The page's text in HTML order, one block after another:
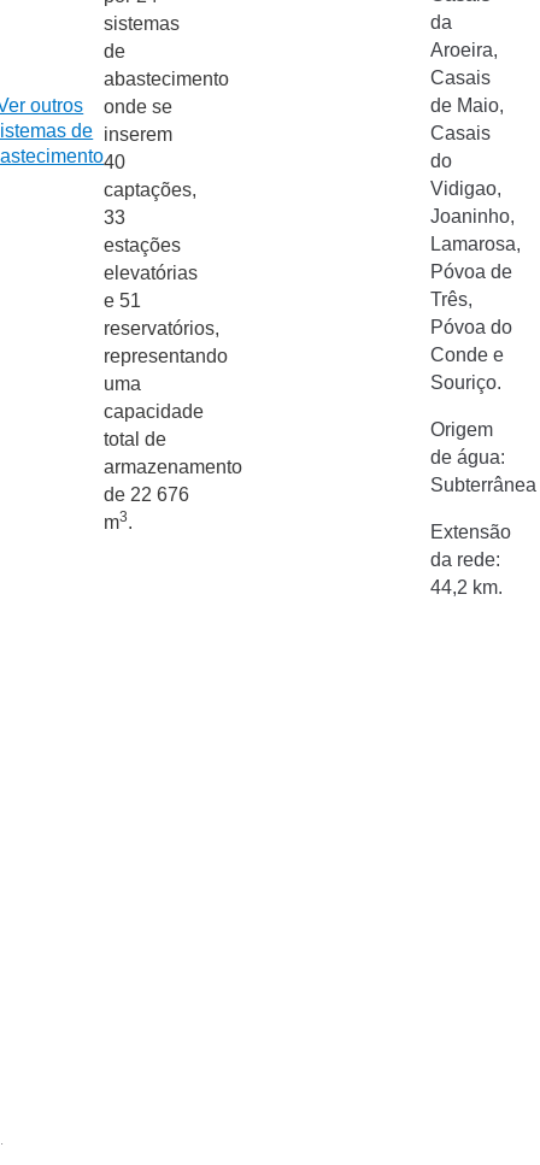
outros
de
sistemas
de
abastecimento
onde se
inserem
40
captações,
33
estações
elevatórias
e 51
reservatórios,
representando
uma
capacidade
total de
armazenamento
de 22 676
m3.
da
Aroeira,
Casais
de Maio,
Casais
do
Vidigao,
Joaninho,
Lamarosa,
Póvoa de
Três,
Póvoa do
Conde e
Souriço.
Origem
de água:
Subterrânea
Extensão
da rede:
44,2 km.